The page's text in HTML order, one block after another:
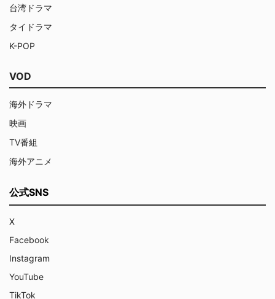
台湾ドラマ
タイドラマ
K-POP
VOD
海外ドラマ
映画
TV番組
海外アニメ
公式SNS
X
Facebook
Instagram
YouTube
TikTok